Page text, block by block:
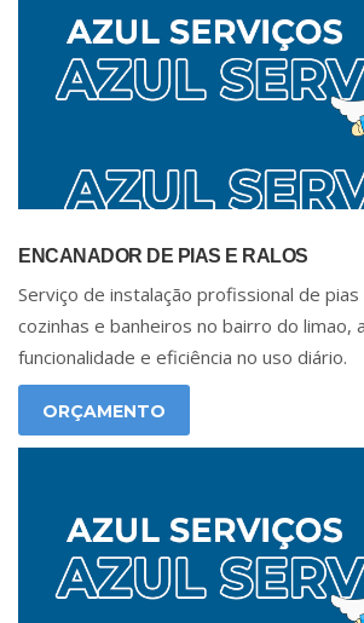
ENCANADOR DE PIAS E RALOS
Serviço de instalação profissional de
cozinhas e banheiros no bairro do limao,
funcionalidade e eficiência no uso diário.
ORÇAMENTO